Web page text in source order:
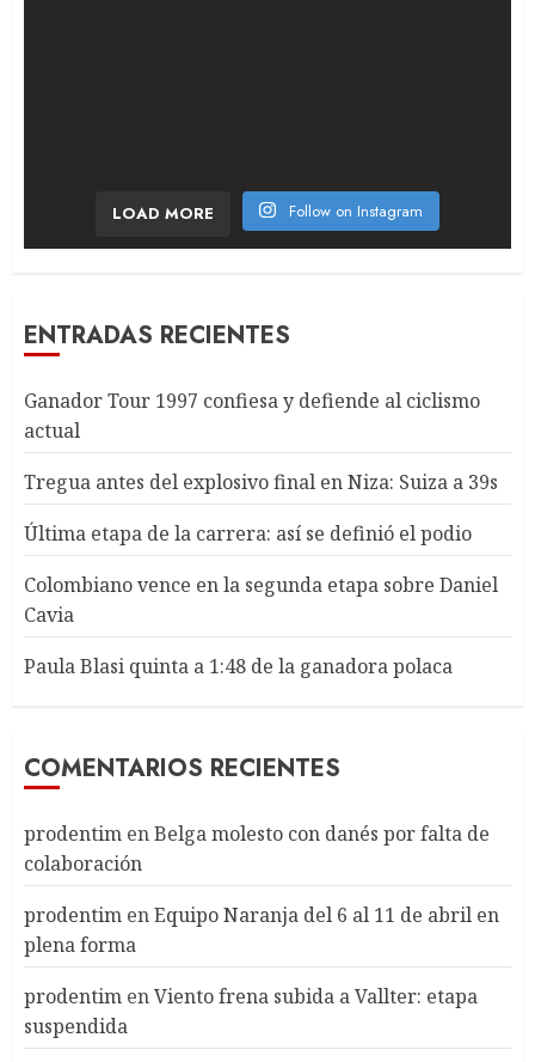
LOAD MORE Follow on Instagram
ENTRADAS RECIENTES
Ganador Tour 1997 confiesa y defiende al ciclismo
actual
Tregua antes del explosivo final en Niza: Suiza a 39s
Última etapa de la carrera: así se definió el podio
Colombiano vence en la segunda etapa sobre Daniel
Cavia
Paula Blasi quinta a 1:48 de la ganadora polaca
COMENTARIOS RECIENTES
prodentim enBelga molesto con danés por falta de
colaboración
prodentim enEquipo Naranja del 6 al 11 de abril en
plena forma
prodentim enViento frena subida a Vallter: etapa
suspendida